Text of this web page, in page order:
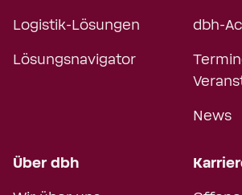
Logistik-Lösungen
Lösungsnavigator
dbh-
News
Über dbh